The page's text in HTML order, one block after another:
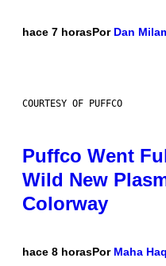
hace 7 horasPor Dan
COURTESY OF PUFFCO
Puffco Went
Wild New
Colorway
hace 8 horasPor Maha Haq